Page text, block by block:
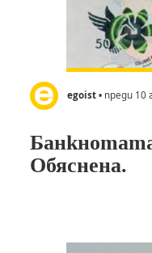
egoist• преди 10
Обяснена.